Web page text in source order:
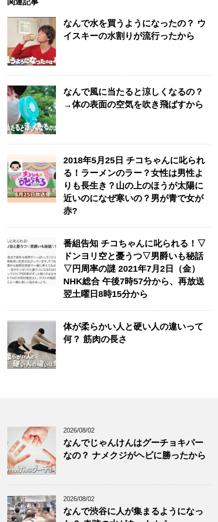
関連記事
なんで水を買うようになったの？ ウ
イスキーの水割りが流行ったから
なんで風に当たると涼しくなるの？
→体の表面の空気を吹き飛ばすから
2018年5月25日 チコちゃんに叱られ
る！​ラーメンのラー？女性は男性よ
りも長生き？山の上のほうが太陽に
近いのになぜ寒いの？男が青で女が
赤?
番組告知 チコちゃんに叱られる！▽
ドンヨリ空と憂うつ▽男爵いも秘話
▽円周率の謎 2021年7月2日（金）
NHK総合 午後7時57分から、再放送
翌土曜日8時15分から
体が柔らかい人と硬い人の違いって
何？ 筋肉の長さ
2026/08/02
なんでじゃんけんはグーチョキパー
なの？ ナメクジがヘビに勝ったから
2026/08/02
なんで渋谷に人が集まるようになっ